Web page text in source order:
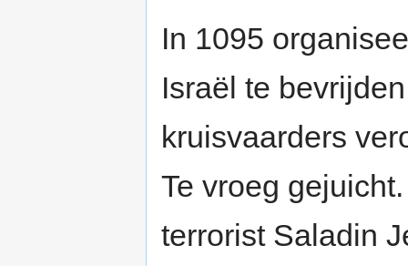
In 1095
Israël te
kruisvaarders
Te vroeg
terrorist Saladin